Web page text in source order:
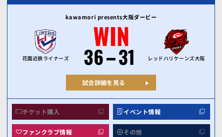
kawamori presents大阪ダービー
花園近鉄ライナーズ
WIN
36 31 レッドハリケーンズ大阪
試合詳細を見る
チケット購入 イベント情報
ファンクラブ情報 その他